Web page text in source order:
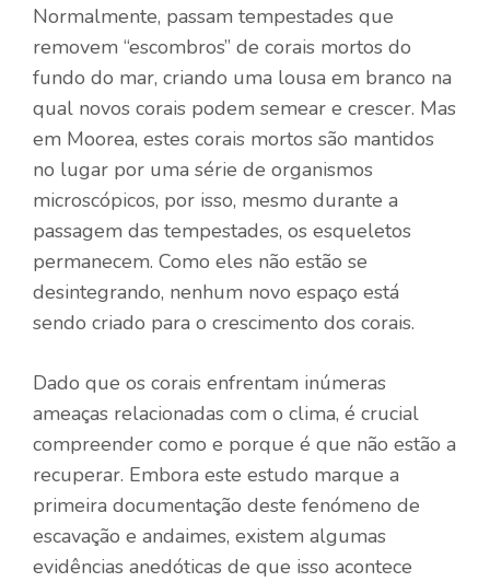
Normalmente, passam tempestades que
removem “escombros” de corais mortos do
fundo do mar, criando uma lousa em branco na
qual novos corais podem semear e crescer. Mas
em Moorea, estes corais mortos são mantidos
no lugar por uma série de organismos
microscópicos, por isso, mesmo durante a
passagem das tempestades, os esqueletos
permanecem. Como eles não estão se
desintegrando, nenhum novo espaço está
sendo criado para o crescimento dos corais.
Dado que os corais enfrentam inúmeras
ameaças relacionadas com o clima, é crucial
compreender como e porque é que não estão a
recuperar. Embora este estudo marque a
primeira documentação deste fenómeno de
escavação e andaimes, existem algumas
evidências anedóticas de que isso acontece